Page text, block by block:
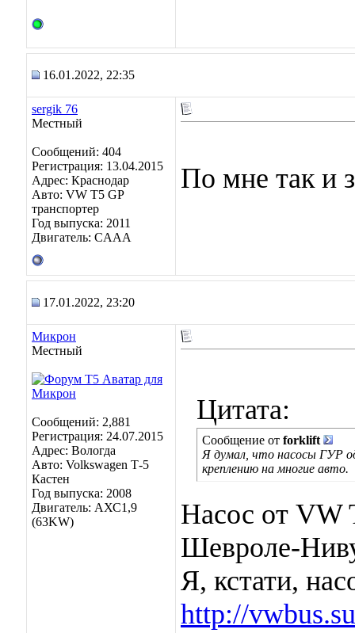
16.01.2022, 22:35
sergik 76
Местный
Сообщений: 404
Регистрация: 13.04.2015
Адрес: Краснодар
Авто: VW T5 GP
транспортер
Год выпуска: 2011
Двигатель: CAAA
По мне так и
17.01.2022, 23:20
Микрон
Местный
Сообщений: 2,881
Регистрация: 24.07.2015
Адрес: Вологда
Авто: Volkswagen Т-5
Кастен
Год выпуска: 2008
Двигатель: АХС1,9
(63KW)
Цитата:
Сообщение от forklift
Я думал, что насосы ГУР
креплению на многие авто.
Насос от VW
Шевроле-
Я, кстати,
http://